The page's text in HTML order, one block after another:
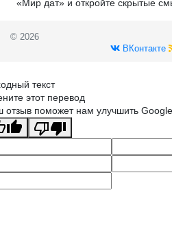
«Мир дат» и откройте скрытые
© 2026
ВКонтакте
текст
этот перевод
отзыв поможет нам улучшить